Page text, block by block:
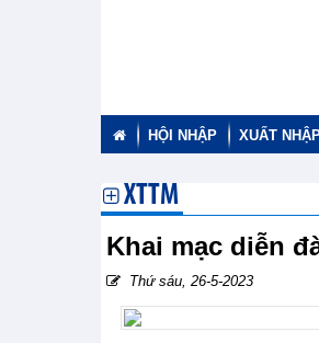
HỘI NHẬP XUẤT
XTTM
Khai mạc diễn
Thứ sáu, 26-5-2023